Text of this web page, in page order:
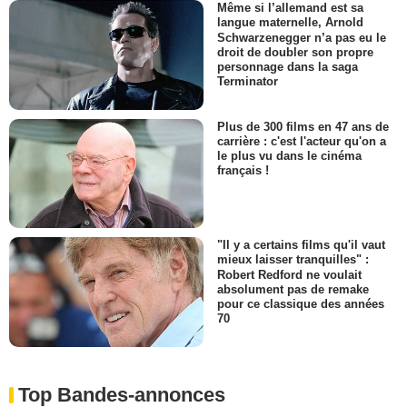
Même si l’allemand est sa
langue maternelle, Arnold
Schwarzenegger n’a pas eu le
droit de doubler son propre
personnage dans la saga
Terminator
Plus de 300 films en 47 ans de
carrière : c'est l'acteur qu'on a
le plus vu dans le cinéma
français !
"Il y a certains films qu'il vaut
mieux laisser tranquilles" :
Robert Redford ne voulait
absolument pas de remake
pour ce classique des années
70
Top Bandes-annonces